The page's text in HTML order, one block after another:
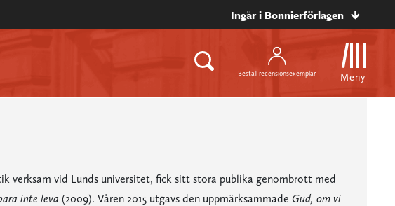
Ingår i Bonnierförlagen
Beställ recensionsexemplar Meny
verksam vid Lunds universitet, fick sitt stora publika genombrott med
inte leva (2009). Våren 2015 utgavs den uppmärksammade Gud, om vi